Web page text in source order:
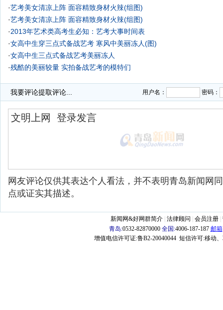
·艺考美女清凉上阵 面容精致身材火辣(组图)
·艺考美女清凉上阵 面容精致身材火辣(组图)
·2013年艺术类高考生必知：艺考大事时间表
·女高中生穿三点式备战艺考 寒风中美丽冻人(图)
·女高中生三点式备战艺考美丽冻人
·残酷的美丽较量 实拍备战艺考的模特们
我要评论提取评论... 用户名： 密码：
网友评论仅供其表达个人看法，并不表明青岛新闻网
点或证实其描述。